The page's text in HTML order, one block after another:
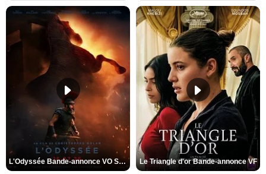
L'Odyssée Bande-annonce VO STFR Le Triangle d'or Bande-annonce VF